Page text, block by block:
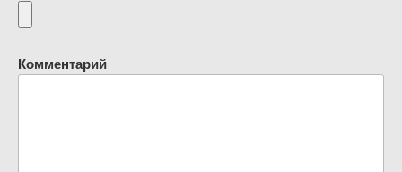
Комментарий